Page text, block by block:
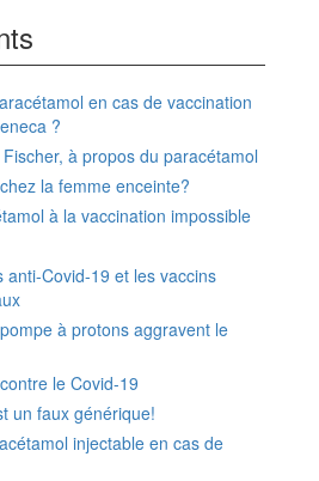
en cas de vaccination
?
à propos du paracétamol
la femme enceinte?
à la vaccination impossible
anti-Covid-19 et les vaccins
à protons aggravent le
le Covid-19
un faux générique!
injectable en cas de